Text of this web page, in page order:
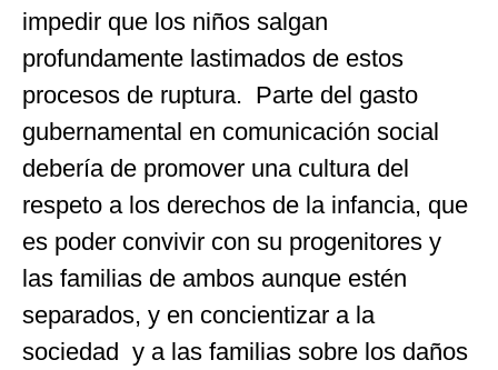
impedir que los niños salgan
profundamente lastimados de estos
procesos de ruptura. Parte del gasto
gubernamental en comunicación social
debería de promover una cultura del
respeto a los derechos de la infancia, que
es poder convivir con su progenitores y
las familias de ambos aunque estén
separados, y en concientizar a la
sociedad y a las familias sobre los daños